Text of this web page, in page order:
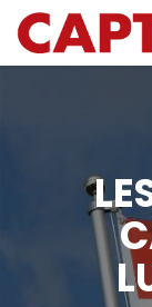
Se rendre au